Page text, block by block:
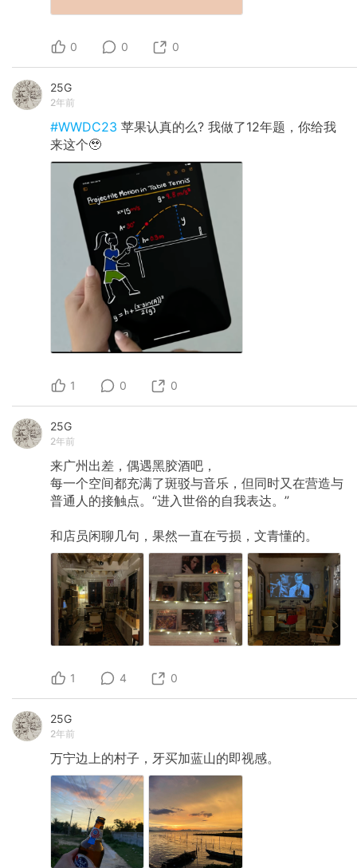
0 0 0
25G
2年前
#WWDC23 苹果认真的么? 我做了12年题，你给我
来这个🥹
1 0 0
25G
2年前
来广州出差，偶遇黑胶酒吧，
每一个空间都充满了斑驳与音乐，但同时又在营造与
普通人的接触点。“进入世俗的自我表达。”
和店员闲聊几句，果然一直在亏损，文青懂的。
1 4 0
25G
2年前
万宁边上的村子，牙买加蓝山的即视感。